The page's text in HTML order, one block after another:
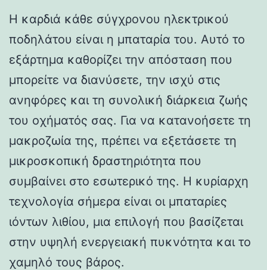
Η καρδιά κάθε σύγχρονου ηλεκτρικού
ποδηλάτου είναι η μπαταρία του. Αυτό το
εξάρτημα καθορίζει την απόσταση που
μπορείτε να διανύσετε, την ισχύ στις
ανηφόρες και τη συνολική διάρκεια ζωής
του οχήματός σας. Για να κατανοήσετε τη
μακροζωία της, πρέπει να εξετάσετε τη
μικροσκοπική δραστηριότητα που
συμβαίνει στο εσωτερικό της. Η κυρίαρχη
τεχνολογία σήμερα είναι οι μπαταρίες
ιόντων λιθίου, μια επιλογή που βασίζεται
στην υψηλή ενεργειακή πυκνότητα και το
χαμηλό τους βάρος.